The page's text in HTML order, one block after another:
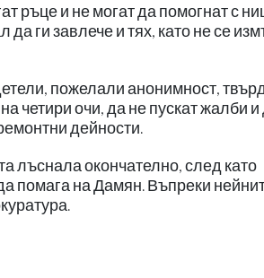
ръце и не могат да помогнат с
ги завлече и тях, като не се
пожелали анонимност,
четири очи, да не пускат жалби и
дейности.
лъснала окончателно, след като
помага на Дамян. Въпреки